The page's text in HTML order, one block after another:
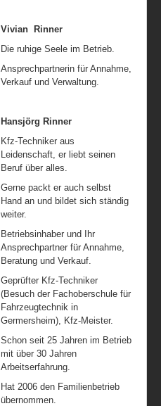
Vivian Rinner
Die ruhige Seele im Betrieb.
Ansprechpartnerin für Annahme,
Verkauf und Verwaltung.
Hansjörg Rinner
Kfz-Techniker aus
Leidenschaft, er liebt seinen
Beruf über alles.
Gerne packt er auch selbst
Hand an und bildet sich ständig
weiter.
Betriebsinhaber und Ihr
Ansprechpartner für Annahme,
Beratung und Verkauf.
Geprüfter Kfz-Techniker
(Besuch der Fachoberschule für
Fahrzeugtechnik in
Germersheim), Kfz-Meister.
Schon seit 25 Jahren im Betrieb
mit über 30 Jahren
Arbeitserfahrung.
Hat 2006 den Familienbetrieb
übernommen.